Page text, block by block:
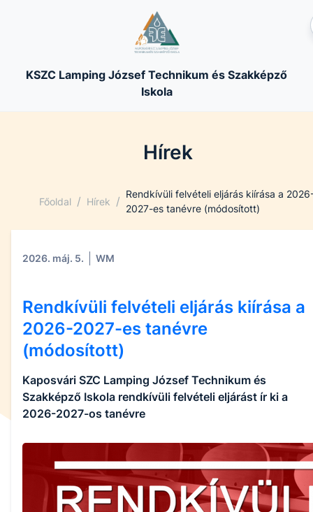
KSZC Lamping József Technikum és Szakképző
Iskola
Hírek
Főoldal / Hírek /
Rendkívüli felvételi eljárás kiírása a
2027-es tanévre (módosított)
2026. máj. 5. WM
Rendkívüli felvételi eljárás kiírása a
2026-2027-es tanévre
(módosított)
Kaposvári SZC Lamping József Technikum és
Szakképző Iskola rendkívüli felvételi eljárást ír ki a
2026-2027-os tanévre